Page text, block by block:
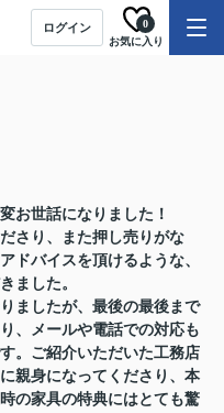
ログイン
お気に入り
0
お世話になりました！
さり、また押し売りがな
ドバイスを頂けるような、
ました。
ましたが、最後の最後まで
、メールや電話での対応も
。ご紹介いただいた工務店
親身になってくださり、本
の家具の特典にはとても驚